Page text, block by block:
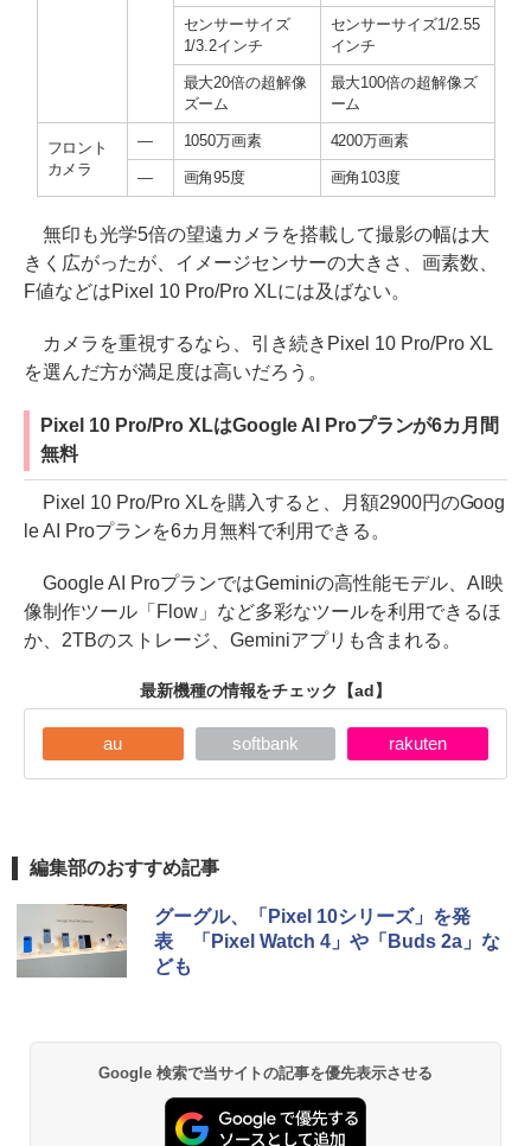
センサーサイズ
1/3.2インチ
センサーサイズ1/2.55
インチ
最大20倍の超解像
ズーム
最大100倍の超解像ズ
ーム
フロント
カメラ
― 1050万画素 4200万画素
― 画角95度 画角103度
無印も光学5倍の望遠カメラを搭載して撮影の幅は大
きく広がったが、イメージセンサーの大きさ、画素数、
F値などはPixel 10 Pro/Pro XLには及ばない。
カメラを重視するなら、引き続きPixel 10 Pro/Pro XL
を選んだ方が満足度は高いだろう。
Pixel 10 Pro/Pro XLはGoogle AI Proプランが6カ月間
無料
Pixel 10 Pro/Pro XLを購入すると、月額2900円のGoog
le AI Proプランを6カ月無料で利用できる。
Google AI ProプランではGeminiの高性能モデル、AI映
像制作ツール「Flow」など多彩なツールを利用できるほ
か、2TBのストレージ、Geminiアプリも含まれる。
最新機種の情報をチェック 【ad】
au softbank rakuten
編集部のおすすめ記事
グーグル、「Pixel 10シリーズ」を発
表 「Pixel Watch 4」や「Buds 2a」な
ども
Google 検索で当サイトの記事を優先表示させる